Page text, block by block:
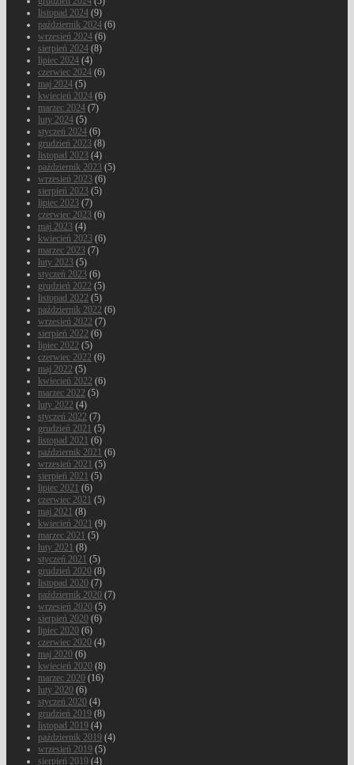
listopad 2024 (9)
październik 2024 (6)
wrzesień 2024 (6)
sierpień 2024 (8)
lipiec 2024 (4)
czerwiec 2024 (6)
maj 2024 (5)
kwiecień 2024 (6)
marzec 2024 (7)
luty 2024 (5)
styczeń 2024 (6)
grudzień 2023 (8)
listopad 2023 (4)
październik 2023 (5)
wrzesień 2023 (6)
sierpień 2023 (5)
lipiec 2023 (7)
czerwiec 2023 (6)
maj 2023 (4)
kwiecień 2023 (6)
marzec 2023 (7)
luty 2023 (5)
styczeń 2023 (6)
grudzień 2022 (5)
listopad 2022 (5)
październik 2022 (6)
wrzesień 2022 (7)
sierpień 2022 (6)
lipiec 2022 (5)
czerwiec 2022 (6)
maj 2022 (5)
kwiecień 2022 (6)
marzec 2022 (5)
luty 2022 (4)
styczeń 2022 (7)
grudzień 2021 (5)
listopad 2021 (6)
październik 2021 (6)
wrzesień 2021 (5)
sierpień 2021 (5)
lipiec 2021 (6)
czerwiec 2021 (5)
maj 2021 (8)
kwiecień 2021 (9)
marzec 2021 (5)
luty 2021 (8)
styczeń 2021 (5)
grudzień 2020 (8)
listopad 2020 (7)
październik 2020 (7)
wrzesień 2020 (5)
sierpień 2020 (6)
lipiec 2020 (6)
czerwiec 2020 (4)
maj 2020 (6)
kwiecień 2020 (8)
marzec 2020 (16)
luty 2020 (6)
styczeń 2020 (4)
grudzień 2019 (8)
listopad 2019 (4)
październik 2019 (4)
wrzesień 2019 (5)
sierpień 2019 (4)